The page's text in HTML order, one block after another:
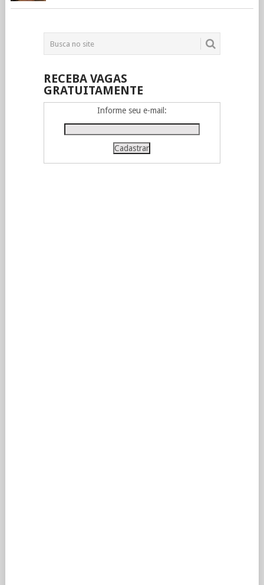
RECEBA VAGAS
GRATUITAMENTE
Informe seu e-mail: